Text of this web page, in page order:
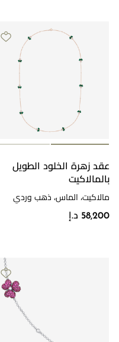
عقد زهرة الخلود الطويل
بالمالاكيت
مالاكيت، الماس، ذهب وردي
58,200 د.إ